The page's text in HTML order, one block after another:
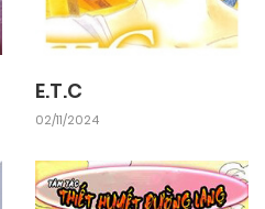
E.T.C
02/11/2024